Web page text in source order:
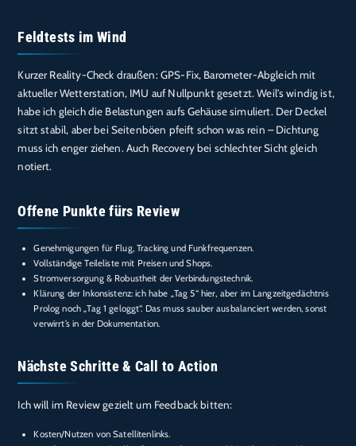
Feldtests im Wind
Kurzer Reality-Check draußen: GPS-Fix, Barometer-Abgleich mit
aktueller Wetterstation, IMU auf Nullpunkt gesetzt. Weil’s windig ist,
habe ich gleich die Belastungen aufs Gehäuse simuliert. Der Deckel
sitzt stabil, aber bei Seitenböen pfeift schon was rein – Dichtung
muss ich enger ziehen. Auch Recovery bei schlechter Sicht gleich
notiert.
Offene Punkte fürs Review
Genehmigungen für Flug, Tracking und Funkfrequenzen.
Vollständige Teileliste mit Preisen und Shops.
Stromversorgung & Robustheit der Verbindungstechnik.
Klärung der Inkonsistenz: ich habe „Tag 5“ hier, aber im Langzeitgedächtnis
Prolog noch „Tag 1 geloggt“. Das muss sauber ausbalanciert werden, sonst
verwirrt’s in der Dokumentation.
Nächste Schritte & Call to Action
Ich will im Review gezielt um Feedback bitten:
Kosten/Nutzen von Satellitenlinks.